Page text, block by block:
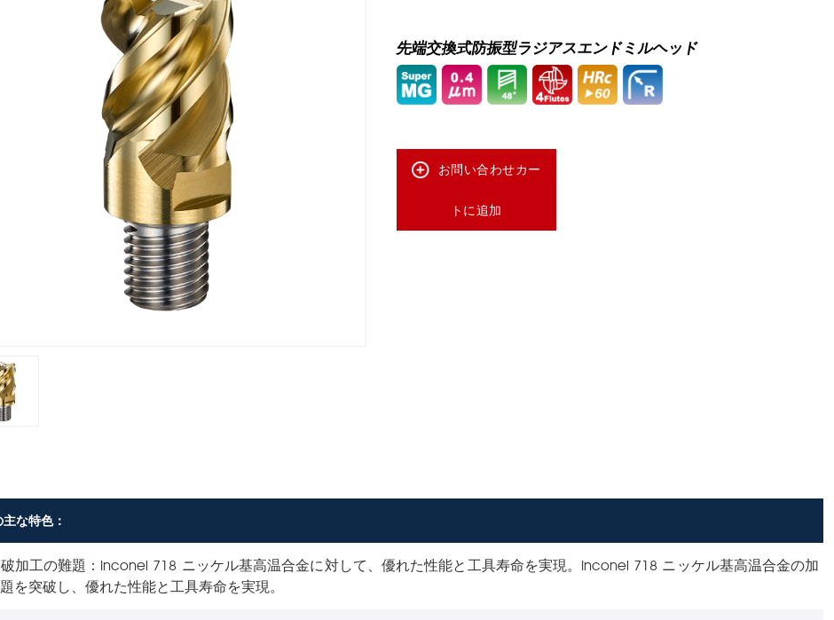
先端交換式防振型ラジアスエンドミルヘッド
お問い合わせカー
トに追加
主な特色：
加工の難題：Inconel 718 ニッケル基高温合金に対して、優れた性能と工具寿命を実現。Inconel 718 ニッケル基高温合金の加
を突破し、優れた性能と工具寿命を実現。